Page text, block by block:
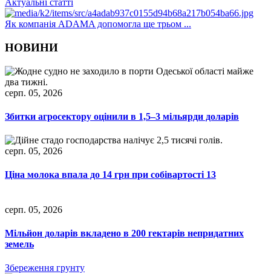
Актуальні статті
Як компанія ADAMA допомогла ще трьом ...
НОВИНИ
серп. 05, 2026
Збитки агросектору оцінили в 1,5–3 мільярди доларів
серп. 05, 2026
Ціна молока впала до 14 грн при собівартості 13
серп. 05, 2026
Мільйон доларів вкладено в 200 гектарів непридатних
земель
Збереження грунту